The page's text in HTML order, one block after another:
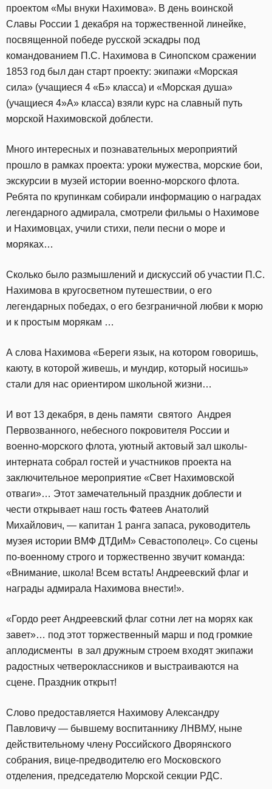
проектом «Мы внуки Нахимова». В день воинской
Славы России 1 декабря на торжественной линейке,
посвященной победе русской эскадры под
командованием П.C. Нахимова в Синопском сражении
1853 год был дан старт проекту: экипажи «Морская
сила» (учащиеся 4 «Б» класса) и «Морская душа»
(учащиеся 4»А» класса) взяли курс на славный путь
морской Нахимовской доблести.
Много интересных и познавательных мероприятий
прошло в рамках проекта: уроки мужества, морские бои,
экскурсии в музей истории военно-морского флота.
Ребята по крупинкам собирали информацию о наградах
легендарного адмирала, смотрели фильмы о Нахимове
и Нахимовцах, учили стихи, пели песни о море и
моряках…
Сколько было размышлений и дискуссий об участии П.С.
Нахимова в кругосветном путешествии, о его
легендарных победах, о его безграничной любви к морю
и к простым морякам …
А слова Нахимова «Береги язык, на котором говоришь,
каюту, в которой живешь, и мундир, который носишь»
стали для нас ориентиром школьной жизни…
И вот 13 декабря, в день памяти святого Андрея
Первозванного, небесного покровителя России и
военно-морского флота, уютный актовый зал школы-
интерната собрал гостей и участников проекта на
заключительное мероприятие «Свет Нахимовской
отваги»… Этот замечательный праздник доблести и
чести открывает наш гость Фатеев Анатолий
Михайлович, — капитан 1 ранга запаса, руководитель
музея истории ВМФ ДТДиМ» Севастополец». Со сцены
по-военному строго и торжественно звучит команда:
«Внимание, школа! Всем встать! Андреевский флаг и
награды адмирала Нахимова внести!».
«Гордо реет Андреевский флаг сотни лет на морях как
завет»… под этот торжественный марш и под громкие
аплодисменты в зал дружным строем входят экипажи
радостных четвероклассников и выстраиваются на
сцене. Праздник открыт!
Слово предоставляется Нахимову Александру
Павловичу — бывшему воспитаннику ЛНВМУ, ныне
действительному члену Российского Дворянского
собрания, вице-предводителю его Московского
отделения, председателю Морской секции РДС.